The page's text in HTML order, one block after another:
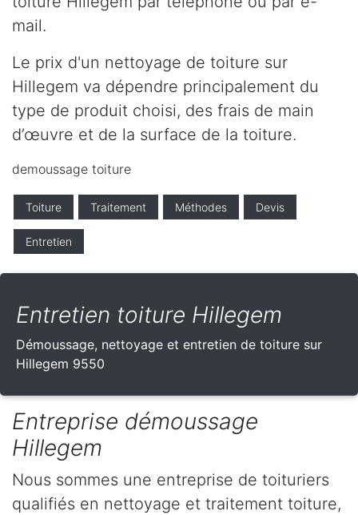
mail.
Le prix d'un nettoyage de toiture sur
Hillegem va dépendre principalement du
type de produit choisi, des frais de main
d’œuvre et de la surface de la toiture.
demoussage toiture
Toiture Traitement Méthodes Devis
Entretien
Entretien toiture Hillegem
Démoussage, nettoyage et entretien de toiture sur
Hillegem 9550
Entreprise démoussage
Hillegem
Nous sommes une entreprise de toituriers
qualifiés en nettoyage et traitement toiture,